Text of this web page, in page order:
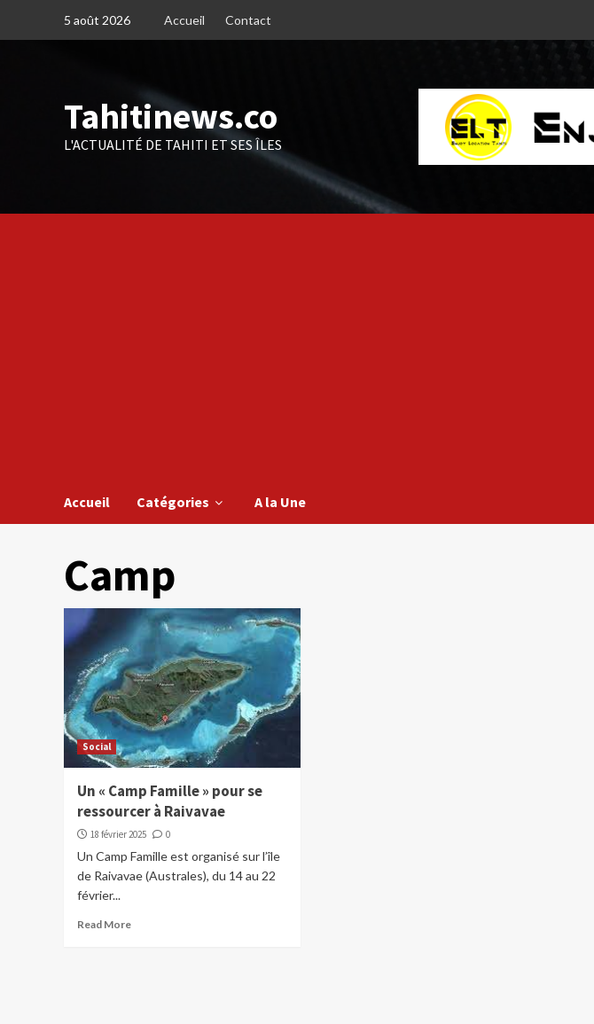
5 août 2026 Accueil Contact
Tahitinews.co
L'ACTUALITÉ DE TAHITI ET SES ÎLES
Accueil Catégories A la Une
Camp
Social
Un « Camp Famille » pour se
ressourcer à Raivavae
18 février 2025 0
Un Camp Famille est organisé sur l’île
de Raivavae (Australes), du 14 au 22
février...
Read More